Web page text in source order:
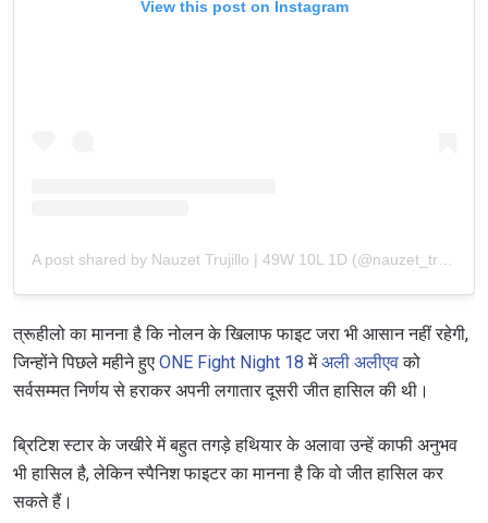
View this post on Instagram
A post shared by Nauzet Trujillo | 49W 10L 1D (@nauzet_trujillo_official)
त्रूहीलो का मानना है कि नोलन के खिलाफ फाइट जरा भी आसान नहीं रहेगी,
जिन्होंने पिछले महीने हुए ONE Fight Night 18 मेंअली अलीएवको
सर्वसम्मत निर्णय से हराकर अपनी लगातार दूसरी जीत हासिल की थी।
ब्रिटिश स्टार के जखीरे में बहुत तगड़े हथियार के अलावा उन्हें काफी अनुभव
भी हासिल है, लेकिन स्पैनिश फाइटर का मानना है कि वो जीत हासिल कर
सकते हैं।